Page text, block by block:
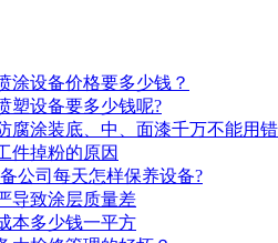
涂设备价格要多少钱？
塑设备要多少钱呢?
腐涂装底、中、面漆千万不能用错
件掉粉的原因
公司每天怎样保养设备?
导致涂层质量差
本多少钱一平方